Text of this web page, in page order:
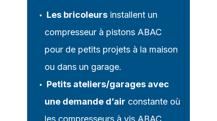
Les bricoleurs installent un
compresseur à pistons ABAC
pour de petits projets à la maison
ou dans un garage.
Petits ateliers/garages avec
une demande d’air constante où
les compresseurs à vis ABAC